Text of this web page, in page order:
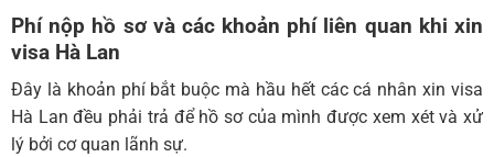
Phí nộp hồ sơ và các khoản phí liên quan khi xin
visa Hà Lan
Đây là khoản phí bắt buộc mà hầu hết các cá nhân xin visa
Hà Lan đều phải trả để hồ sơ của mình được xem xét và xử
lý bởi cơ quan lãnh sự.